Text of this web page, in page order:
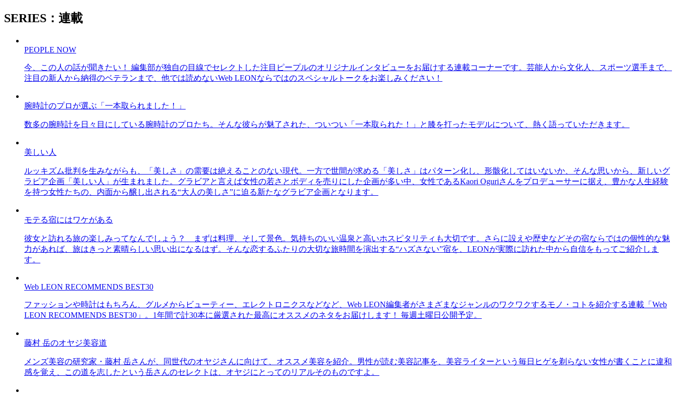
SERIES：連載
PEOPLE NOW
今、この人の話が聞きたい！ 編集部が独自の目線でセレクトした注目ピープルのオリジナルインタビューをお届けする連載コーナーです。芸能人から文化人、スポーツ選手まで、
注目の新人から納得のベテランまで、他では読めないWeb LEONならではのスペシャルトークをお楽しみください！
腕時計のプロが選ぶ「一本取られました！」
数多の腕時計を日々目にしている腕時計のプロたち。そんな彼らが魅了された、ついつい「一本取られた！」と膝を打ったモデルについて、熱く語っていただきます。
美しい人
ルッキズム批判を生みながらも、「美しさ」の需要は絶えることのない現代。一方で世間が求める「美しさ」はパターン化し、形骸化してはいないか、そんな思いから、新しいグ
ラビア企画「美しい人」が生まれました。グラビアと言えば女性の若さとボディを売りにした企画が多い中、女性であるKaori Oguriさんをプロデューサーに据え、豊かな人生経験
を持つ女性たちの、内面から醸し出される“大人の美しさ”に迫る新たなグラビア企画となります。
モテる宿にはワケがある
彼女と訪れる旅の楽しみってなんでしょう？ まずは料理、そして景色。気持ちのいい温泉と高いホスピタリティも大切です。さらに設えや歴史などその宿ならではの個性的な魅
力があれば、旅はきっと素晴らしい思い出になるはず。そんな恋するふたりの大切な旅時間を演出する“ハズさない”宿を、LEONが実際に訪れた中から自信をもってご紹介しま
す。
Web LEON RECOMMENDS BEST30
ファッションや時計はもちろん、グルメからビューティー、エレクトロニクスなどなど、Web LEON編集者がさまざまなジャンルのワクワクするモノ・コトを紹介する連載「Web
LEON RECOMMENDS BEST30」。1年間で計30本に厳選された最高にオススメのネタをお届けします！ 毎週土曜日公開予定。
藤村 岳のオヤジ美容道
メンズ美容の研究家・藤村 岳さんが、同世代のオヤジさんに向けて、オススメ美容を紹介。男性が読む美容記事を、美容ライターという毎日ヒゲを剃らない女性が書くことに違和
感を覚え、この道を志したという岳さんのセレクトは、オヤジにとってのリアルそのものですよ。